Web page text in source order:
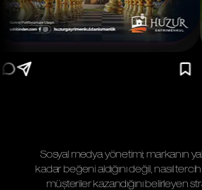
Sosyal medya yönetimi; markanın
kadar beğeni aldığını değil, nasıl
müşteriler kazandığını belirleyen